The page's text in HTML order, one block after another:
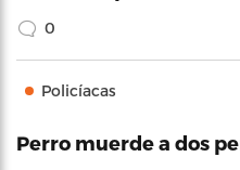
0
Policíacas
Perro muerde a dos